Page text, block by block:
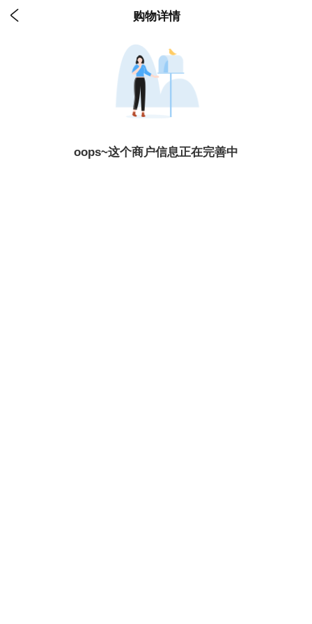
 购物详情
oops~这个商户信息正在完善中